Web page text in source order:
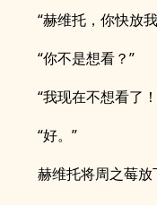
“赫维托，你快放
“你不是想看？”
“我现在不想看了
“好。”
赫维托将周之莓